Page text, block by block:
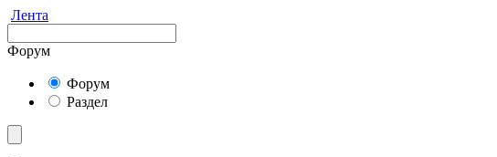
Лента
Форум
Форум
Раздел